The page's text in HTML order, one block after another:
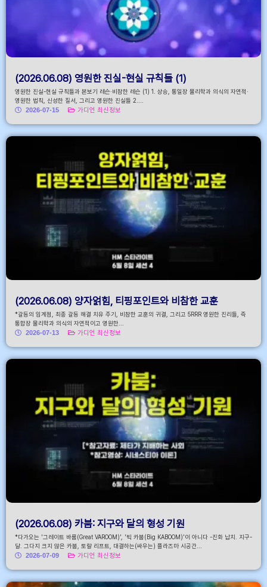
(2026.06.08) 영원한 진실-현실 규칙들 (1)
영원한 진실-현실 규칙들과 본보기 레슨·비참한 레슨 (1) 1. 상승, 통일장 물리학과 의식의 자연적·
영원한 법칙, 신성한 질서, 그리고 영원한 진실들 2....
2026-07-15
가디언 최신정보
(2026.06.08) 양자얽힘, 티핑포인트와 비참한 교훈
*갈등의 임계점, 최종 갈등 해결 치유 주기, 비참한 교훈의 귀결, 그리고 5RRR 영원한 진리들, 즉
통합장 물리학과 의식의 자연적이고 영원한...
2026-07-13
가디언 최신정보
(2026.06.08) 카붐: 지구와 달의 형성 기원
*다가오는 '그레이트 바룸(Great VAROOM)', '빅 카붐(Big KABOOM)'이 아니다 -진화 납치. 지구-
달. 그다지 크지 않은 카붐, 토랄 리프트, 대결하는(싸우는) 플라즈마 시공간...
2026-07-09
가디언 최신정보